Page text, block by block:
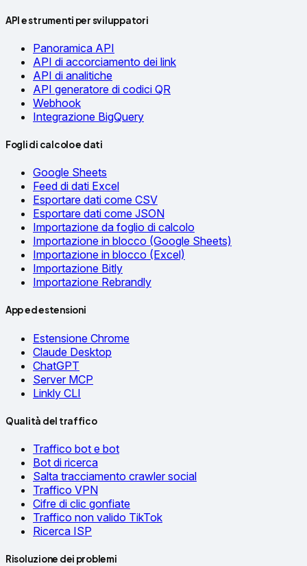
API e strumenti per sviluppatori
Panoramica API
API di accorciamento dei link
API di analitiche
API generatore di codici QR
Webhook
Integrazione BigQuery
Fogli di calcolo e dati
Google Sheets
Feed di dati Excel
Esportare dati come CSV
Esportare dati come JSON
Importazione da foglio di calcolo
Importazione in blocco (Google Sheets)
Importazione in blocco (Excel)
Importazione Bitly
Importazione Rebrandly
App ed estensioni
Estensione Chrome
Claude Desktop
ChatGPT
Server MCP
Linkly CLI
Qualità del traffico
Traffico bot e bot
Bot di ricerca
Salta tracciamento crawler social
Traffico VPN
Cifre di clic gonfiate
Traffico non valido TikTok
Ricerca ISP
Risoluzione dei problemi